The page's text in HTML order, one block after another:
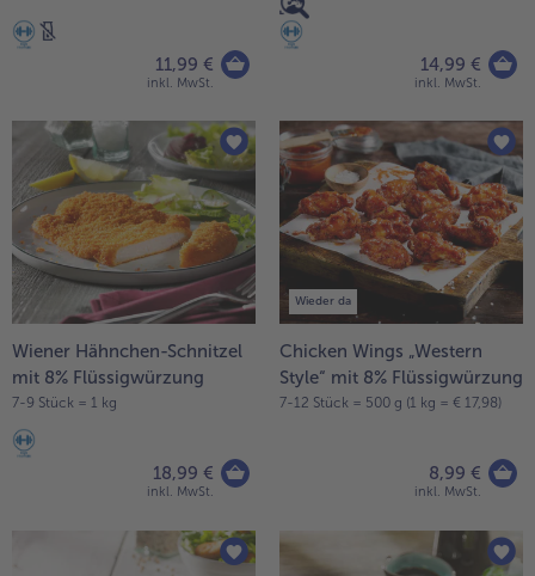
Weiterempfehlen &
11,99 €
inkl. MwSt.
14,99 €
inkl. MwSt.
Wiener Hähnchen-Schnitzel
mit 8% Flüssigwürzung
7-9 Stück = 1 kg
18,99 €
inkl. MwSt.
Wieder da
Chicken Wings „Western
Style“ mit 8% Flüssigwürzung
7-12 Stück = 500 g (1 kg = € 17,98)
8,99 €
inkl. MwSt.